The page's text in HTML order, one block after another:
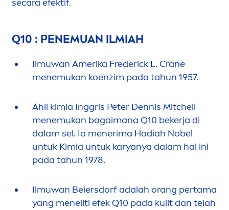
secara efektif.
Q10 : PENEMUAN ILMIAH
Ilmuwan Amerika Frederick L. Crane
menemukan koenzim pada tahun 1957.
Ahli kimia Inggris Peter Dennis Mitchell
menemukan bagaimana Q10 bekerja di
dalam sel. Ia menerima Hadiah Nobel
untuk Kimia untuk karyanya dalam hal ini
pada tahun 1978.
Ilmuwan Beiersdorf adalah orang pertama
yang meneliti efek Q10 pada kulit dan telah